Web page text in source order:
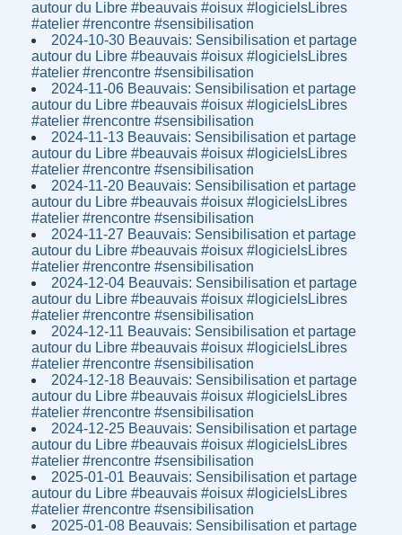
autour du Libre #beauvais #oisux #logicielsLibres
#atelier #rencontre #sensibilisation
2024-10-30 Beauvais: Sensibilisation et partage
autour du Libre #beauvais #oisux #logicielsLibres
#atelier #rencontre #sensibilisation
2024-11-06 Beauvais: Sensibilisation et partage
autour du Libre #beauvais #oisux #logicielsLibres
#atelier #rencontre #sensibilisation
2024-11-13 Beauvais: Sensibilisation et partage
autour du Libre #beauvais #oisux #logicielsLibres
#atelier #rencontre #sensibilisation
2024-11-20 Beauvais: Sensibilisation et partage
autour du Libre #beauvais #oisux #logicielsLibres
#atelier #rencontre #sensibilisation
2024-11-27 Beauvais: Sensibilisation et partage
autour du Libre #beauvais #oisux #logicielsLibres
#atelier #rencontre #sensibilisation
2024-12-04 Beauvais: Sensibilisation et partage
autour du Libre #beauvais #oisux #logicielsLibres
#atelier #rencontre #sensibilisation
2024-12-11 Beauvais: Sensibilisation et partage
autour du Libre #beauvais #oisux #logicielsLibres
#atelier #rencontre #sensibilisation
2024-12-18 Beauvais: Sensibilisation et partage
autour du Libre #beauvais #oisux #logicielsLibres
#atelier #rencontre #sensibilisation
2024-12-25 Beauvais: Sensibilisation et partage
autour du Libre #beauvais #oisux #logicielsLibres
#atelier #rencontre #sensibilisation
2025-01-01 Beauvais: Sensibilisation et partage
autour du Libre #beauvais #oisux #logicielsLibres
#atelier #rencontre #sensibilisation
2025-01-08 Beauvais: Sensibilisation et partage